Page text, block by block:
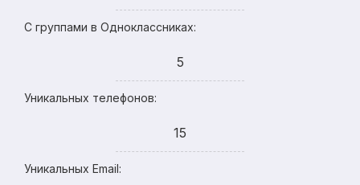
С группами в Одноклассниках:
5
Уникальных телефонов:
15
Уникальных Email: